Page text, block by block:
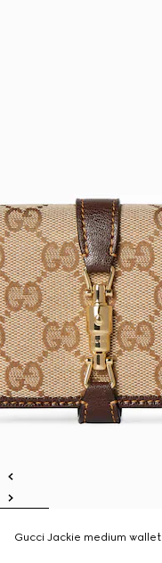
Gucci Jackie medium wallet